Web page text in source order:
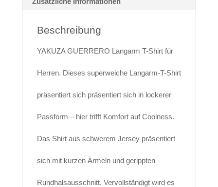
Beschreibung
YAKUZA GUERRERO Langarm T-Shirt für
Herren. Dieses superweiche Langarm-T-Shirt
präsentiert sich präsentiert sich in lockerer
Passform – hier trifft Komfort auf Coolness.
Das Shirt aus schwerem Jersey präsentiert
sich mit kurzen Ärmeln und gerippten
Rundhalsausschnitt. Vervollständigt wird es